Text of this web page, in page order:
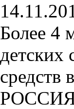
Более 4
детских